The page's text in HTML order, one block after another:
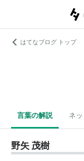
はてなブログ トップ
言葉の解説 ネ
野矢 茂樹